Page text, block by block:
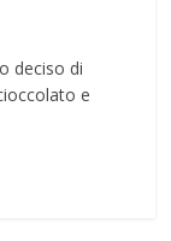
deciso di
e